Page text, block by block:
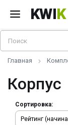
KWIK
Главная
Корпус
Сортировка: